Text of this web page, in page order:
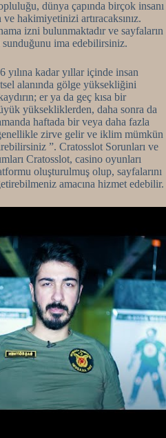
dünya çapında birçok insanı
hakimiyetinizi artıracaksınız.
izni bulunmaktadır ve sayfaların
ima edebilirsiniz.
kadar yıllar içinde insan
alanında gölge yüksekliğini
er ya da geç kısa bir
yüksekliklerden, daha sonra da
haftada bir veya daha fazla
zirve gelir ve iklim mümkün
”. Cratosslot Sorunları ve
Cratosslot, casino oyunları
oluşturulmuş olup, sayfalarını
amacına hizmet edebilir.